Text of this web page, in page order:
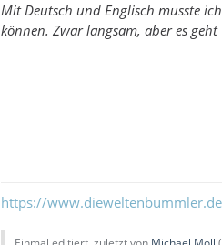
Mit Deutsch und Englisch musste
können. Zwar langsam, aber es geht
https://www.dieweltenbummler.de